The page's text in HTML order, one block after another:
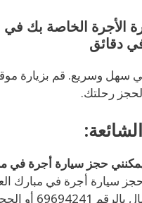
الأجرة الخاصة بك في
في دقائق
سهل وسريع. قم بزيارة
لحجز رحلتك.
حجز سيارة أجرة في مبارك
طريق الاتصال